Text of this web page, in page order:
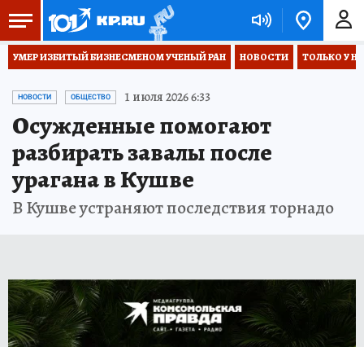
УМЕР ИЗБИТЫЙ БИЗНЕСМЕНОМ УЧЕНЫЙ РАН НОВОСТИ ТОЛЬКО У
НОВОСТИ ОБЩЕСТВО 1 июля 2026 6:33
Осужденные помогают
разбирать завалы после
урагана в Кушве
В Кушве устраняют последствия торнадо